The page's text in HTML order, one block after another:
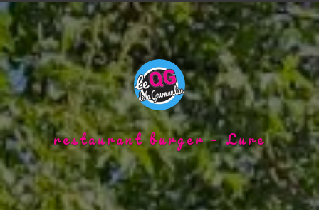
restaurant burger – Lure